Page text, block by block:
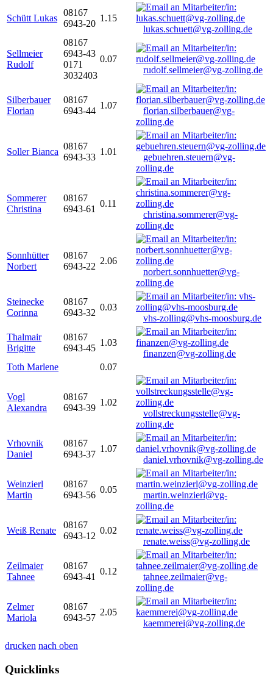
Schütt Lukas
08167
6943-20
1.15
lukas.schuett@vg-zolling.de
Sellmeier
Rudolf
08167
6943-43
0171
3032403
0.07
rudolf.sellmeier@vg-zolling.de
Silberbauer
Florian
08167
6943-44
1.07
florian.silberbauer@vg-
zolling.de
Soller Bianca
08167
6943-33
1.01
gebuehren.steuern@vg-
zolling.de
Sommerer
Christina
08167
6943-61
0.11
christina.sommerer@vg-
zolling.de
Sonnhütter
Norbert
08167
6943-22
2.06
norbert.sonnhuetter@vg-
zolling.de
Steinecke
Corinna
08167
6943-32
0.03
vhs-zolling@vhs-moosburg.de
Thalmair
Brigitte
08167
6943-45
1.03
finanzen@vg-zolling.de
Toth Marlene
0.07
Vogl
Alexandra
08167
6943-39
1.02
vollstreckungsstelle@vg-
zolling.de
Vrhovnik
Daniel
08167
6943-37
1.07
daniel.vrhovnik@vg-zolling.de
Weinzierl
Martin
08167
6943-56
0.05
martin.weinzierl@vg-
zolling.de
Weiß Renate
08167
6943-12
0.02
renate.weiss@vg-zolling.de
Zeilmaier
Tahnee
08167
6943-41
0.12
tahnee.zeilmaier@vg-
zolling.de
Zelmer
Mariola
08167
6943-57
2.05
kaemmerei@vg-zolling.de
drucken nach oben
Quicklinks